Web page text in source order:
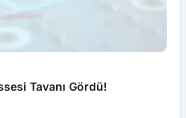
Tavanı Gördü!